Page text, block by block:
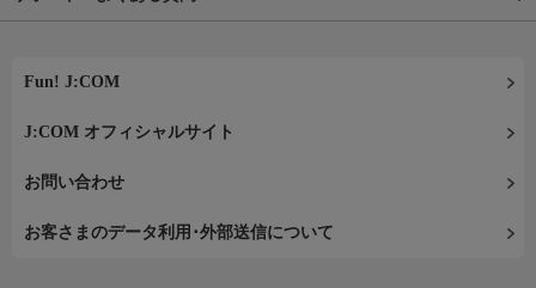
Fun! J:COM
J:COM オフィシャルサイト
お問い合わせ
お客さまのデータ利用･外部送信について